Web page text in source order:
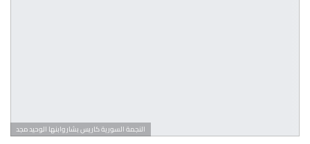
النجمة السورية كاريس بشار وابنها الوحيد مجد